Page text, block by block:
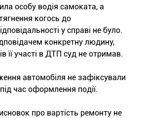
особу водія самоката, а
когось до
у справі не було.
конкретну людину,
її участі в ДТП суд не отримав.
автомобіля не зафіксували
під час оформлення події.
про вартість ремонту не